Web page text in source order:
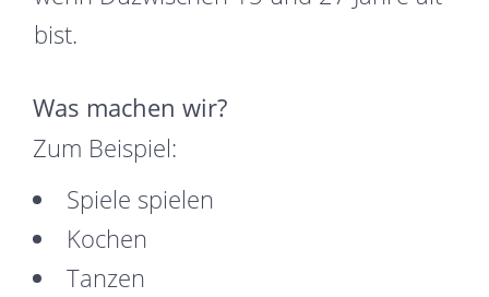
bist.
Was machen wir?
Zum Beispiel:
Spiele spielen
Kochen
Tanzen